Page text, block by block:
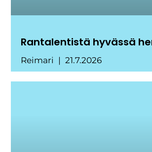
Rantalentistä hyvässä
Reimari 21.7.2026